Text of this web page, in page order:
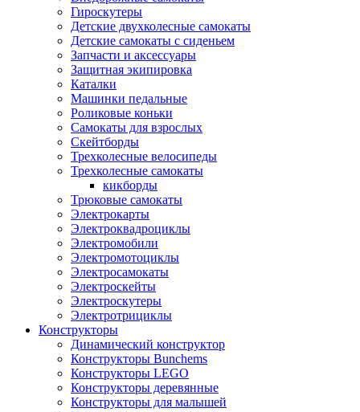
Гироскутеры
Детские двухколесные самокаты
Детские самокаты с сиденьем
Запчасти и аксессуары
Защитная экипировка
Каталки
Машинки педальные
Роликовые коньки
Самокаты для взрослых
Скейтборды
Трехколесные велосипеды
Трехколесные самокаты
кикборды
Трюковые самокаты
Электрокарты
Электроквадроциклы
Электромобили
Электромотоциклы
Электросамокаты
Электроскейты
Электроскутеры
Электротрициклы
Конструкторы
Динамический конструктор
Конструкторы Bunchems
Конструкторы LEGO
Конструкторы деревянные
Конструкторы для малышей